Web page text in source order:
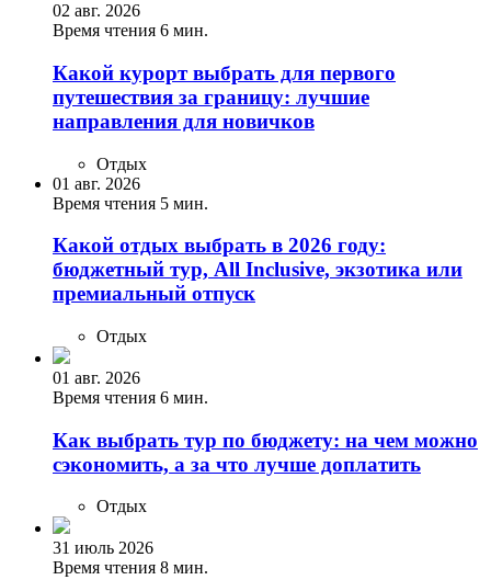
02 авг. 2026
Время чтения 6 мин.
Какой курорт выбрать для первого
путешествия за границу: лучшие
направления для новичков
Отдых
01 авг. 2026
Время чтения 5 мин.
Какой отдых выбрать в 2026 году:
бюджетный тур, All Inclusive, экзотика или
премиальный отпуск
Отдых
01 авг. 2026
Время чтения 6 мин.
Как выбрать тур по бюджету: на чем можно
сэкономить, а за что лучше доплатить
Отдых
31 июль 2026
Время чтения 8 мин.